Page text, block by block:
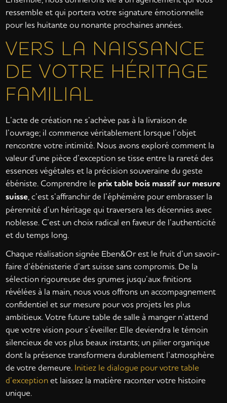
ressemble et qui portera votre signature émotionnelle
pour les huitante ou nonante prochaines années.
VERS LA NAISSANCE
DE VOTRE HÉRITAGE
FAMILIAL
L’acte de création ne s’achève pas à la livraison de
l’ouvrage; il commence véritablement lorsque l’objet
rencontre votre intimité. Nous avons exploré comment la
valeur d’une pièce d’exception se tisse entre la rareté des
essences végétales et la précision souveraine du geste
ébéniste. Comprendre le prix table bois massif sur mesure
suisse , c’est s’affranchir de l’éphémère pour embrasser la
pérennité d’un héritage qui traversera les décennies avec
noblesse. C’est un choix radical en faveur de l’authenticité
et du temps long.
Chaque réalisation signée Eben&Or est le fruit d’un savoir-
faire d’ébénisterie d’art suisse sans compromis. De la
sélection rigoureuse des grumes jusqu’aux finitions
révélées à la main, nous vous offrons un accompagnement
confidentiel et sur mesure pour vos projets les plus
ambitieux. Votre future table de salle à manger n’attend
que votre vision pour s’éveiller. Elle deviendra le témoin
silencieux de vos plus beaux instants; un pilier organique
dont la présence transformera durablement l’atmosphère
de votre demeure. Initiez le dialogue pour votre table
d’exceptionet laissez la matière raconter votre histoire
unique.